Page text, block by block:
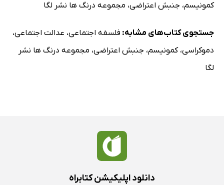
کمونیسم، جنبش اعتراضی، مجموعه درنگ ها نشر لگا
جستجوی کتاب‌های مشابه: فلسفه اجتماعی، عدالت اجتماعی،
دموکراسی،کمونیسم، جنبش اعتراضی، مجموعه درنگ ها نشر
لگا
دانلود اپلیکیشن کتابراه